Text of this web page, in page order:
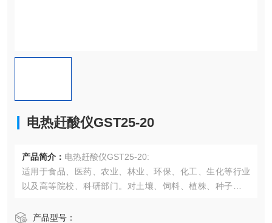
电热赶酸仪GST25-20
产品简介： 电热赶酸仪GST25-20:
适用于食品、医药、农业、林业、环保、化工、生化等行业
以及高等院校、科研部门。对土壤、饲料、植株、种子、矿
波消解仪的赶酸处理。
产品型号：